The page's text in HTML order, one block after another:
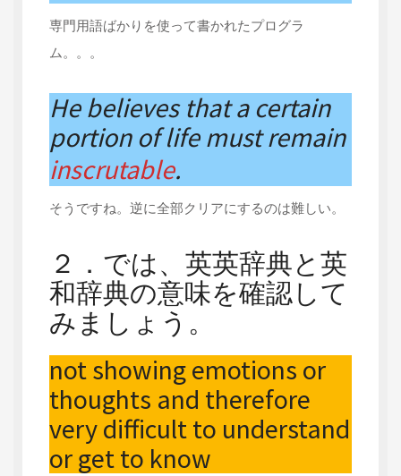
専門用語ばかりを使って書かれたプログラ
ム。。。
He believes that a certain
portion of life must remain
inscrutable.
そうですね。逆に全部クリアにするのは難しい。
２．では、英英辞典と英
和辞典の意味を確認して
みましょう。
not showing emotions or
thoughts and therefore
very difficult to understand
or get to know